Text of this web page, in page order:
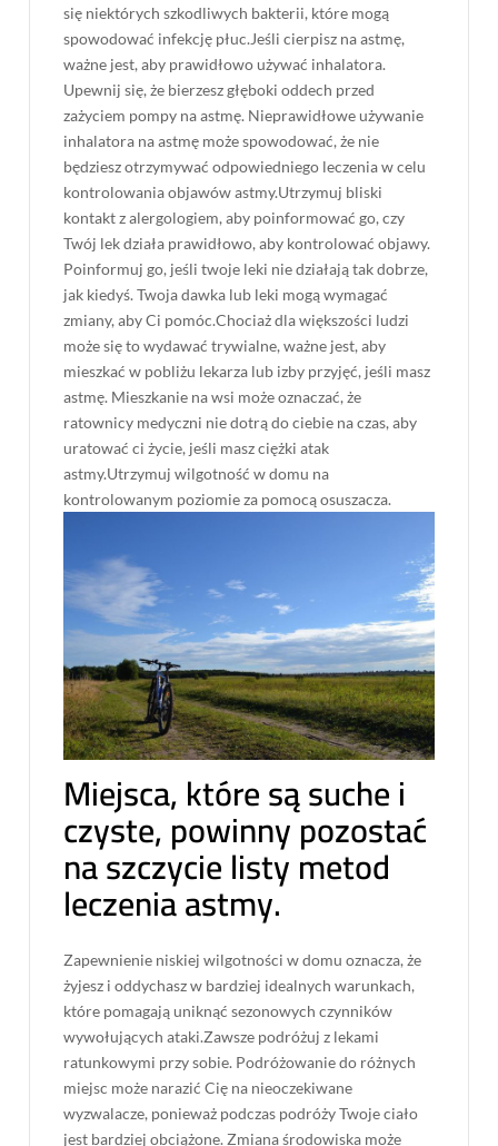
się niektórych szkodliwych bakterii, które mogą
spowodować infekcję płuc.Jeśli cierpisz na astmę,
ważne jest, aby prawidłowo używać inhalatora.
Upewnij się, że bierzesz głęboki oddech przed
zażyciem pompy na astmę. Nieprawidłowe używanie
inhalatora na astmę może spowodować, że nie
będziesz otrzymywać odpowiedniego leczenia w celu
kontrolowania objawów astmy.Utrzymuj bliski
kontakt z alergologiem, aby poinformować go, czy
Twój lek działa prawidłowo, aby kontrolować objawy.
Poinformuj go, jeśli twoje leki nie działają tak dobrze,
jak kiedyś. Twoja dawka lub leki mogą wymagać
zmiany, aby Ci pomóc.Chociaż dla większości ludzi
może się to wydawać trywialne, ważne jest, aby
mieszkać w pobliżu lekarza lub izby przyjęć, jeśli masz
astmę. Mieszkanie na wsi może oznaczać, że
ratownicy medyczni nie dotrą do ciebie na czas, aby
uratować ci życie, jeśli masz ciężki atak
astmy.Utrzymuj wilgotność w domu na
kontrolowanym poziomie za pomocą osuszacza.
Miejsca, które są suche i
czyste, powinny pozostać
na szczycie listy metod
leczenia astmy.
Zapewnienie niskiej wilgotności w domu oznacza, że ​​
żyjesz i oddychasz w bardziej idealnych warunkach,
które pomagają uniknąć sezonowych czynników
wywołujących ataki.Zawsze podróżuj z lekami
ratunkowymi przy sobie. Podróżowanie do różnych
miejsc może narazić Cię na nieoczekiwane
wyzwalacze, ponieważ podczas podróży Twoje ciało
jest bardziej obciążone. Zmiana środowiska może